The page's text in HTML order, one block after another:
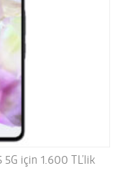
5G için 1.600 TL’lik